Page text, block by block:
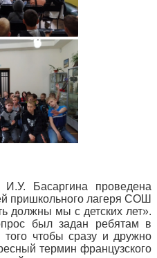
Басаргина проведена
пришкольного лагеря СОШ
должны мы с детских лет».
был задан ребятам в
чтобы сразу и дружно
термин французского